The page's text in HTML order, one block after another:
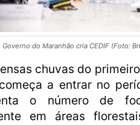
Governo do Maranhão cria CEDIF (Foto:
chuvas do
a entrar no
o número de
em áreas